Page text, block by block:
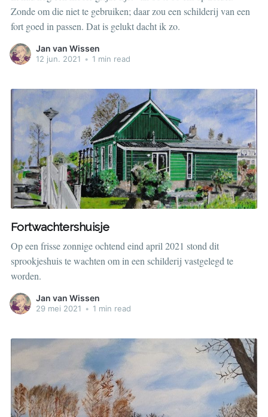
Zonde om die niet te gebruiken; daar zou een schilderij van een
fort goed in passen. Dat is gelukt dacht ik zo.
Jan van Wissen
12 jun. 2021 • 1 min read
Fortwachtershuisje
Op een frisse zonnige ochtend eind april 2021 stond dit
sprookjeshuis te wachten om in een schilderij vastgelegd te
worden.
Jan van Wissen
29 mei 2021 • 1 min read